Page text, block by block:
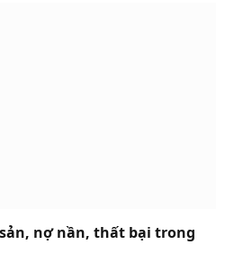
nợ nần, thất bại trong